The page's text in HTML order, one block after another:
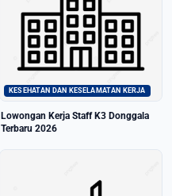
KESEHATAN DAN KESELAMATAN KERJA
Lowongan Kerja Staff K3 Donggala
Terbaru 2026